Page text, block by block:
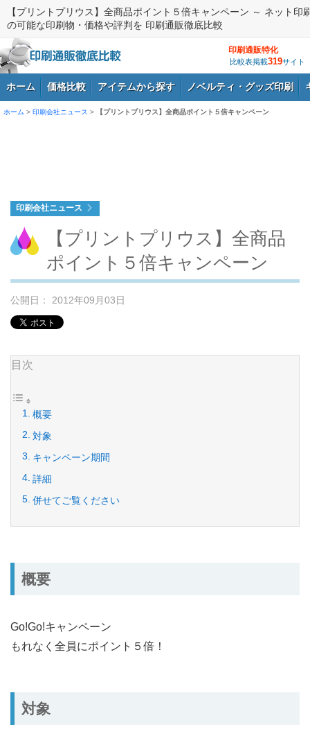
【プリントプリウス】全商品ポイント５倍キャンペーン ～ ネット印
の可能な印刷物・価格や評判を 印刷通販徹底比較
印刷通販特化
比較表掲載319サイト
ホーム 価格比較 アイテムから探す ノベルティ・グッズ印刷
ホーム > 印刷会社ニュース > 【プリントプリウス】全商品ポイント５倍キャンペーン
印刷会社ニュース
【プリントプリウス】全商品
ポイント５倍キャンペーン
公開日： 2012年09月03日
目次
概要
対象
キャンペーン期間
詳細
併せてご覧ください
概要
Go!Go!キャンペーン
もれなく全員にポイント５倍！
対象